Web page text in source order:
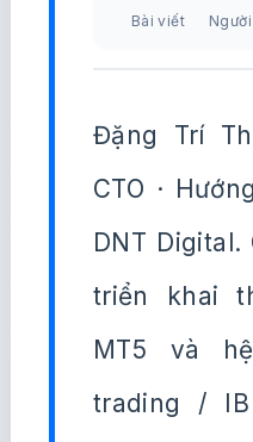
Bài viết
Đặng Trí
CTO ·
DNT
triển khai
MT5 và
trading /